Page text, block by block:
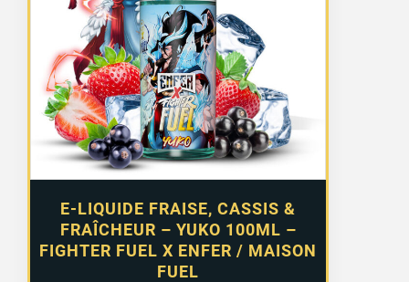
E-LIQUIDE FRAISE, CASSIS &
FRAÎCHEUR – YUKO 100ML –
FIGHTER FUEL X ENFER / MAISON
FUEL